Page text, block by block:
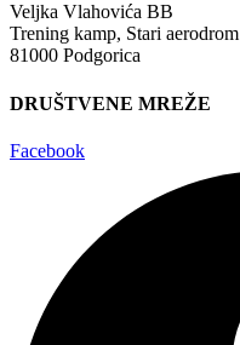
Veljka Vlahovića BB
Trening kamp, Stari aerodrom
81000 Podgorica
DRUŠTVENE MREŽE
Facebook